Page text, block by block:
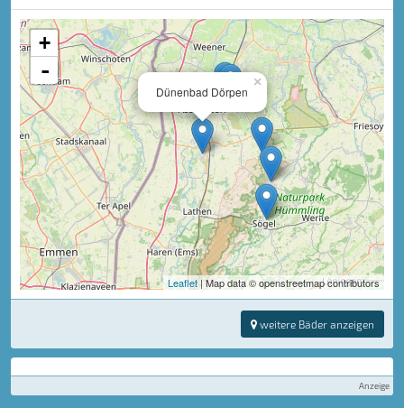
×
Dünenbad Dörpen
+
-
Leaflet| Map data © openstreetmap contributors
weitere Bäder anzeigen
Anzeige